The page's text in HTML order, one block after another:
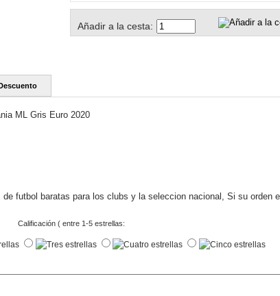
Añadir a la cesta:
ML Gris Euro 2020
futbol baratas para los clubs y la seleccion nacional, Si su orden
Calificación ( entre 1-5 estrellas: